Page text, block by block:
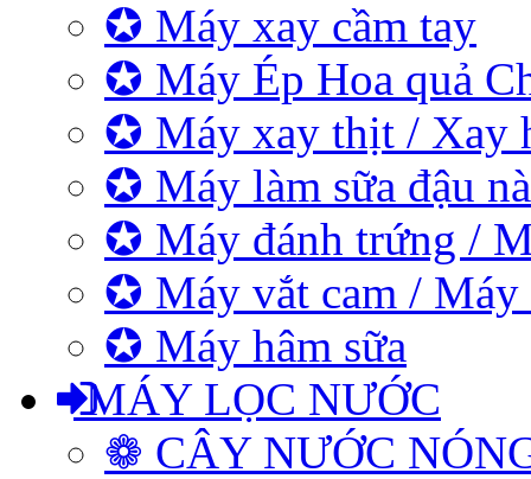
✪ Máy xay cầm tay
✪ Máy Ép Hoa quả
✪ Máy xay thịt / Xay
✪ Máy làm sữa đậu
✪ Máy đánh trứng /
✪ Máy vắt cam / Máy
✪ Máy hâm sữa
MÁY LỌC NƯỚC
❁ CÂY NƯỚC